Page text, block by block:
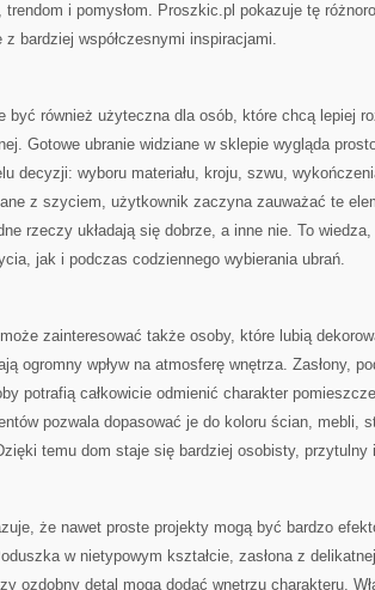
trendom i pomysłom. Proszkic.pl pokazuje tę
z bardziej współczesnymi inspiracjami.
być również użyteczna dla osób, które chcą lepiej
Gotowe ubranie widziane w sklepie wygląda
decyzji: wyboru materiału, kroju, szwu,
z szyciem, użytkownik zaczyna zauważać te
rzeczy układają się dobrze, a inne nie. To
jak i podczas codziennego wybierania ubrań.
zainteresować także osoby, które lubią
ogromny wpływ na atmosferę wnętrza. Zasłony,
potrafią całkowicie odmienić charakter
pozwala dopasować je do koloru ścian, mebli,
temu dom staje się bardziej osobisty, przytulny
że nawet proste projekty mogą być bardzo
w nietypowym kształcie, zasłona z
ozdobny detal mogą dodać wnętrzu charakteru.